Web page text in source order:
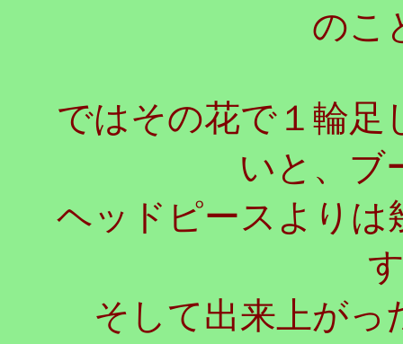
のこ
ではその花で１輪足
いと、ブ
ヘッドピースよりは
そして出来上がっ